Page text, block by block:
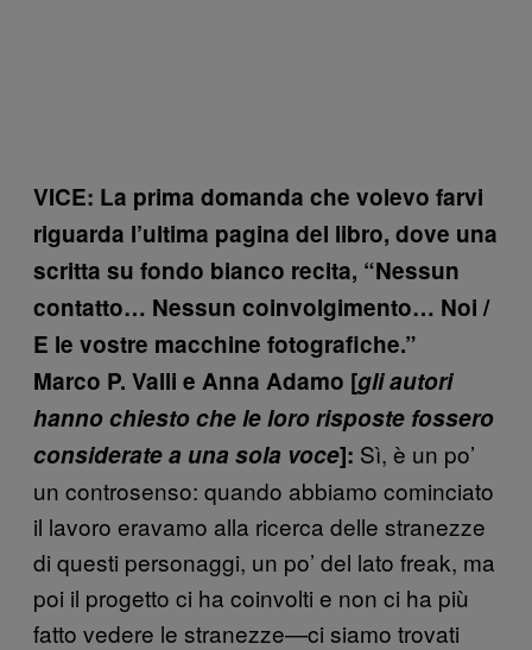
VICE: La prima domanda che volevo farvi
riguarda l’ultima pagina del libro, dove una
scritta su fondo bianco recita, “Nessun
contatto… Nessun coinvolgimento… Noi /
E le vostre macchine fotografiche.”
Marco P. Valli e Anna Adamo [gli autori
hanno chiesto che le loro risposte fossero
considerate a una sola voce]: Sì, è un po’
un controsenso: quando abbiamo cominciato
il lavoro eravamo alla ricerca delle stranezze
di questi personaggi, un po’ del lato freak, ma
poi il progetto ci ha coinvolti e non ci ha più
fatto vedere le stranezze—ci siamo trovati